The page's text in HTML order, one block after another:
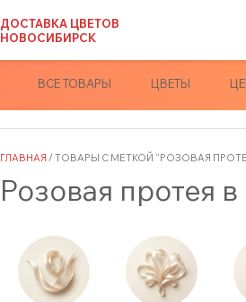
ДОСТАВКА ЦВЕТОВ
НОВОСИБИРСК
ВСЕ ТОВАРЫ ЦВЕТЫ
ГЛАВНАЯ / ТОВАРЫ С МЕТКОЙ “РОЗОВАЯ
Розовая протея в